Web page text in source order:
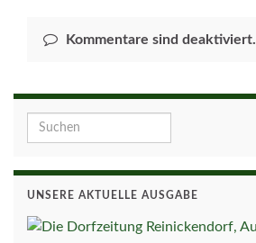
Kommentare sind deaktiviert.
Search for:
UNSERE AKTUELLE AUSGABE